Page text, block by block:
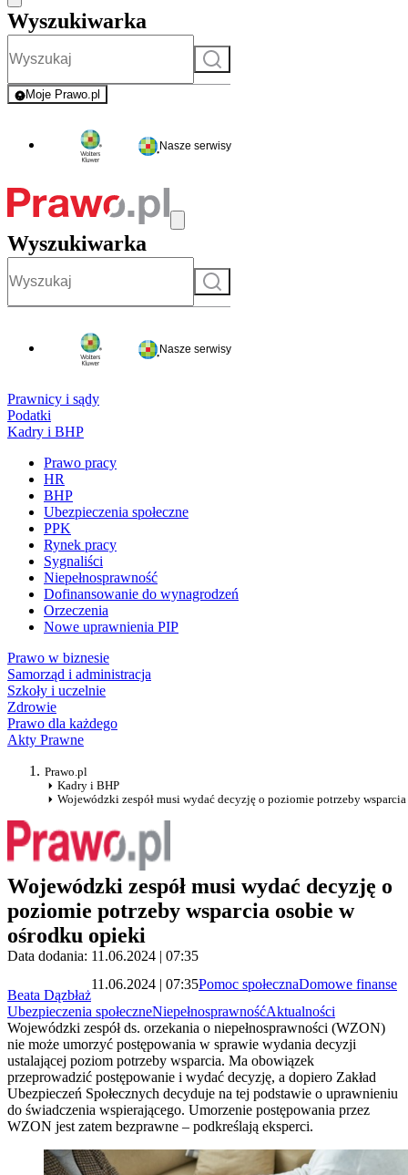
Wyszukiwarka
Szukaj
Moje Prawo.pl
- rejestracja i logowanie do serwisu
Nasze serwisy
Wyszukiwarka
Szukaj
Nasze serwisy
Prawnicy i sądy
Podatki
Kadry i BHP
Prawo pracy
HR
BHP
Ubezpieczenia społeczne
PPK
Rynek pracy
Sygnaliści
Niepełnosprawność
Dofinansowanie do wynagrodzeń
Orzeczenia
Nowe uprawnienia PIP
Prawo w biznesie
Samorząd i administracja
Szkoły i uczelnie
Zdrowie
Prawo dla każdego
Akty Prawne
Prawo.pl
Kadry i BHP
Wojewódzki zespół musi wydać decyzję o poziomie potrzeby
Wojewódzki zespół musi wydać decyzję o
poziomie potrzeby wsparcia osobie w
ośrodku opieki
Data dodania: 11.06.2024 | 07:35
Beata Dązbłaż
11.06.2024 | 07:35Pomoc społecznaDomowe finanse
Ubezpieczenia społeczneNiepełnosprawnośćAktualności
Wojewódzki zespół ds. orzekania o niepełnosprawności (WZON)
nie może umorzyć postępowania w sprawie wydania decyzji
ustalającej poziom potrzeby wsparcia. Ma obowiązek
przeprowadzić postępowanie i wydać decyzję, a dopiero Zakład
Ubezpieczeń Społecznych decyduje na tej podstawie o uprawnieniu
do świadczenia wspierającego. Umorzenie postępowania przez
WZON jest zatem bezprawne – podkreślają eksperci.